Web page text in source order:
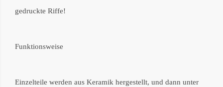
gedruckte Riffe!
Funktionsweise
Einzelteile werden aus Keramik hergestellt, und dann unter